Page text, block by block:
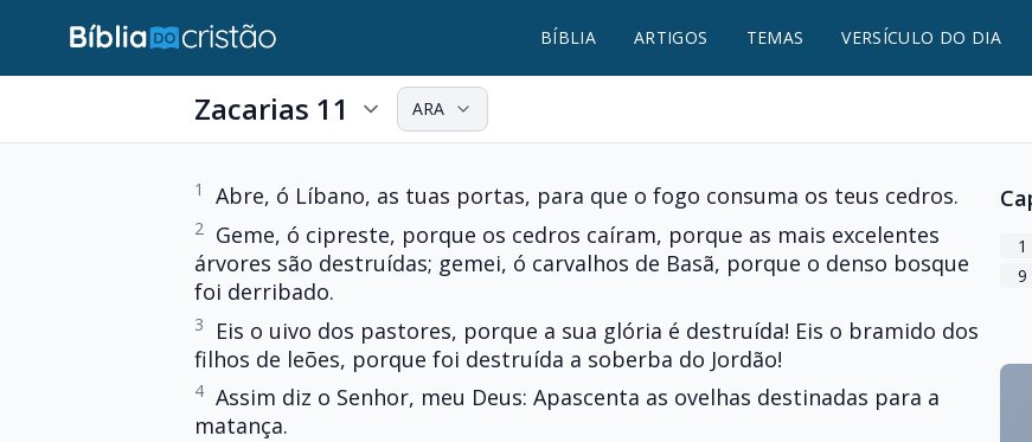
BÍBLIA ARTIGOS TEMAS VERSÍCULO DO DIA
Zacarias 11 ARA
1 Abre, ó Líbano, as tuas portas, para que o fogo consuma os teus cedros.
2
Geme, ó cipreste, porque os cedros caíram, porque as mais excelentes
árvores são destruídas; gemei, ó carvalhos de Basã, porque o denso bosque
foi derribado.
3
Eis o uivo dos pastores, porque a sua glória é destruída! Eis o bramido dos
filhos de leões, porque foi destruída a soberba do Jordão!
4 Assim diz o Senhor, meu Deus: Apascenta as ovelhas destinadas para a
matança.
1
9